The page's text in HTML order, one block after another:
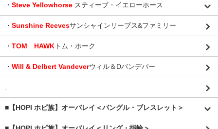
・ Steve Yellowhorse スティーブ・イエローホース
・ Sunshine Reevesサンシャインリーブス&ファミリー
・ TOM HAWK トム・ホーク
・ Will & Delbert Vandeverウィル＆Dバンデバー
■【HOPI ホピ族】オーバレイ＜バングル・ブレスレット＞